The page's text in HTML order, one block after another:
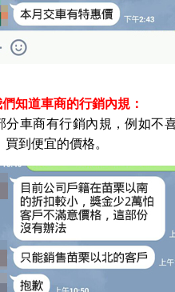
們知道車商的行銷內規：
分車商有行銷內規，例如不
買到便宜的價格。